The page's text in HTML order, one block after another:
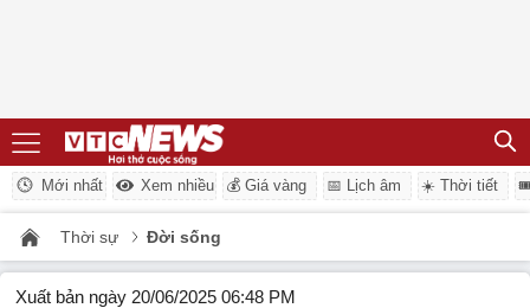
Mới nhất Xem nhiều 💰 Giá vàng 📅 Lịch âm ☀️ Thời tiết
Thời sự Đời sống
Xuất bản ngày 20/06/2025 06:48 PM